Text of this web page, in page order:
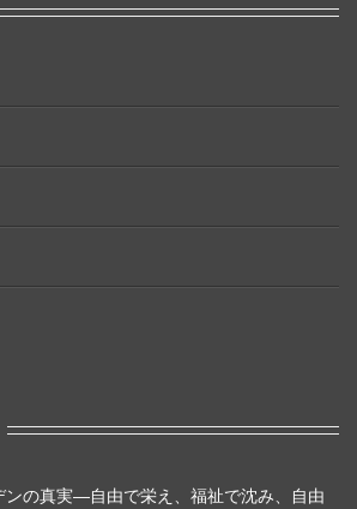
ンの真実―自由で栄え、福祉で沈み、自由